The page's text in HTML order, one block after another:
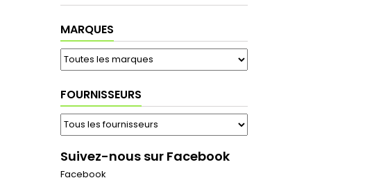
MARQUES
FOURNISSEURS
Suivez-nous sur Facebook
Facebook